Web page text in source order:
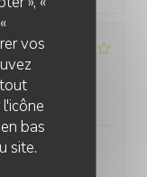
vos
bas
site.
Qualité / Prix